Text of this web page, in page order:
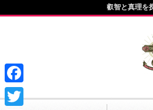
叡智と真理を
Facebook